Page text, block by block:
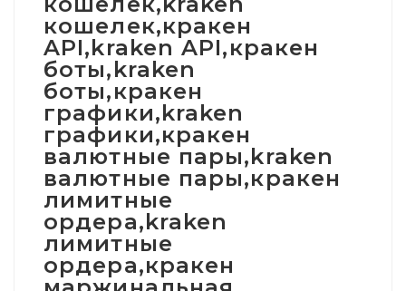
кошелек,кракен
API,kraken API,кракен
боты,kraken
боты,кракен
графики,kraken
графики,кракен
валютные пары,kraken
валютные пары,кракен
лимитные
ордера,kraken
лимитные
ордера,кракен